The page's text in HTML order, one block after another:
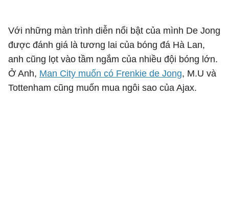
Với những màn trình diễn nổi bật của mình De Jong
được đánh giá là tương lai của bóng đá Hà Lan,
anh cũng lọt vào tầm ngắm của nhiều đội bóng lớn.
Ở Anh, Man City muốn có Frenkie de Jong, M.U và
Tottenham cũng muốn mua ngôi sao của Ajax.